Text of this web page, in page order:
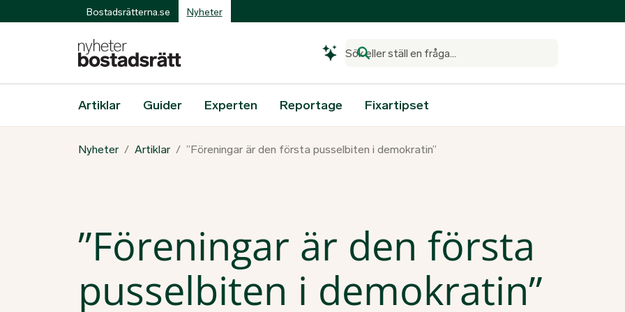
Bostadsrätterna.se Nyheter
Sök eller ställ en fråga...
Artiklar Guider Experten Reportage Fixartipset
Nyheter Artiklar ”Föreningar är den första pusselbiten i demokratin”
”Föreningar är den första
pusselbiten i demokratin”